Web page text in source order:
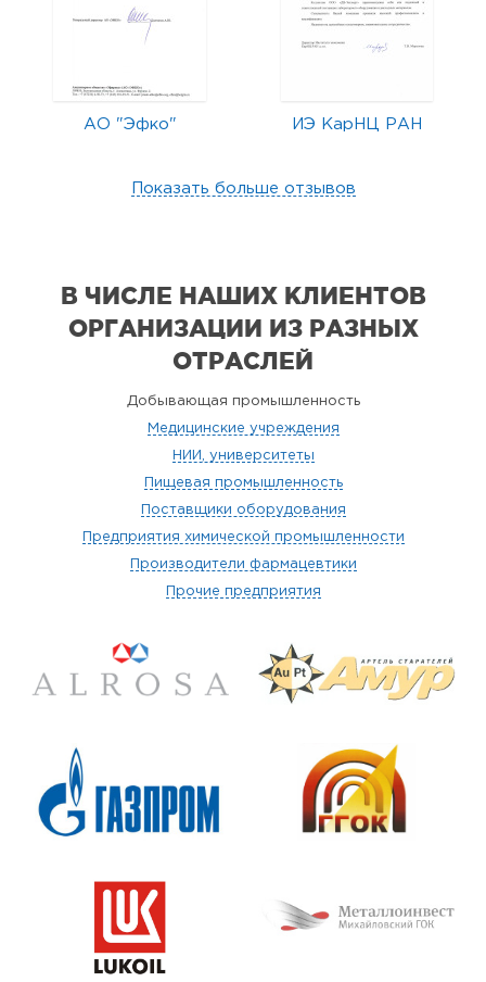
АО "Эфко" ИЭ КарНЦ РАН
Показать больше отзывов
В ЧИСЛЕ НАШИХ КЛИЕНТОВ
ОРГАНИЗАЦИИ ИЗ РАЗНЫХ
ОТРАСЛЕЙ
Добывающая промышленность
Медицинские учреждения
НИИ, университеты
Пищевая промышленность
Поставщики оборудования
Предприятия химической промышленности
Производители фармацевтики
Прочие предприятия